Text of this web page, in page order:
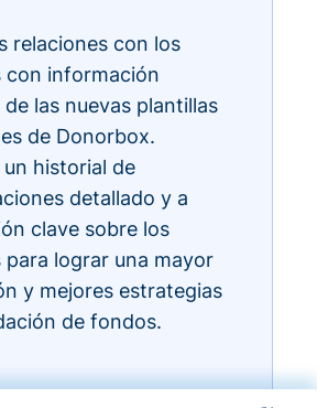
relaciones con los
con información
las nuevas plantillas
de Donorbox.
historial de
detallado y a
clave sobre los
para lograr una mayor
y mejores estrategias
de fondos.